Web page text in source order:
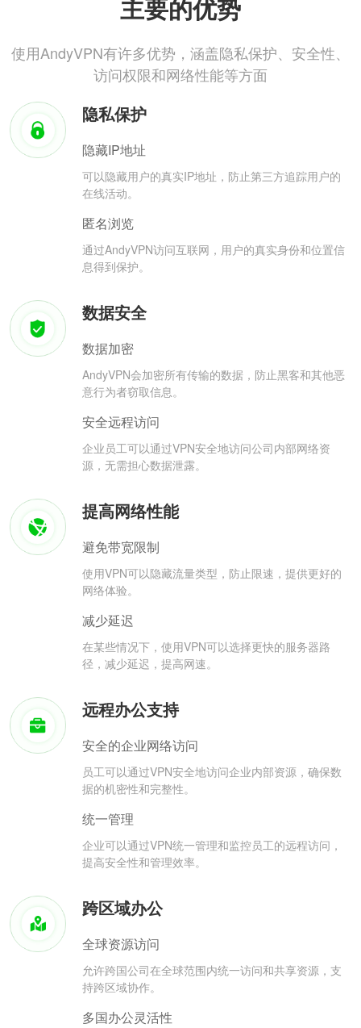
主要的优势
使用AndyVPN有许多优势，涵盖隐私保护、安全性、
访问权限和网络性能等方面
隐私保护
隐藏IP地址
可以隐藏用户的真实IP地址，防止第三方追踪用户的
在线活动。
匿名浏览
通过AndyVPN访问互联网，用户的真实身份和位置信
息得到保护。
数据安全
数据加密
AndyVPN会加密所有传输的数据，防止黑客和其他恶
意行为者窃取信息。
安全远程访问
企业员工可以通过VPN安全地访问公司内部网络资
源，无需担心数据泄露。
提高网络性能
避免带宽限制
使用VPN可以隐藏流量类型，防止限速，提供更好的
网络体验。
减少延迟
在某些情况下，使用VPN可以选择更快的服务器路
径，减少延迟，提高网速。
远程办公支持
安全的企业网络访问
员工可以通过VPN安全地访问企业内部资源，确保数
据的机密性和完整性。
统一管理
企业可以通过VPN统一管理和监控员工的远程访问，
提高安全性和管理效率。
跨区域办公
全球资源访问
允许跨国公司在全球范围内统一访问和共享资源，支
持跨区域协作。
多国办公灵活性